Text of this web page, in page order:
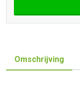
Omschrijving